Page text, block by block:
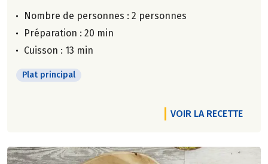
Nombre de personnes : 2 personnes
Préparation : 20 min
Cuisson : 13 min
Plat principal
VOIR LA RECETTE